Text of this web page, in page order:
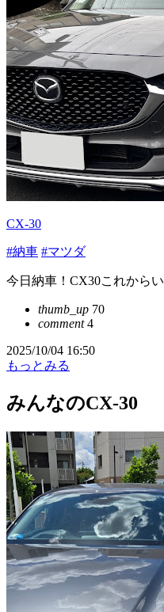
CX-30
#納車 #マツダ
今日納車！CX30これから
thumb_up 70
comment4
2025/10/04 16:50
もっとみる
みんなのCX-30